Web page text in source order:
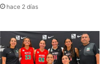
hace 2 días